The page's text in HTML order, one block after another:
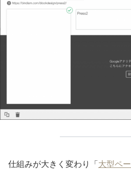
仕組みが大きく変わり「大型ペ